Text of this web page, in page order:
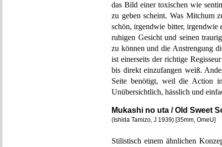
das Bild einer toxischen wie
zu geben scheint. Was Mitchum
schön, irgendwie bitter, irgendwie
ruhigen Gesicht und seinen
zu können und die Anstrengung
ist einerseits der richtige
bis direkt einzufangen weiß.
Seite benötigt, weil die Action
Unübersichtlich, hässlich und
Mukashi no uta / Old Sweet
(Ishida Tamizo, J 1939) [35mm, OmeU]
Stilistisch einem ähnlichen